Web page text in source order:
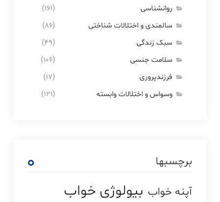
روانشناسی
(۱۶۱)
سالمندی و اختلالات شناختی
(۸۶)
سبک زندگی
(۴۹)
سلامت جنسی
(۱۰۶)
فرزندپروری
(۱۷)
وسواس و اختلالات وابسته
(۱۲۱)
برچسبها
آپنه خواب بیولوژی خواب